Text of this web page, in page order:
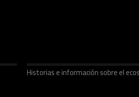
Historias e información sobre el